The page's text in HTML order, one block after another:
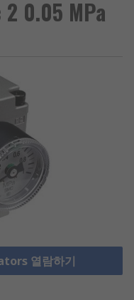
2 0.05 MPa
열람하기